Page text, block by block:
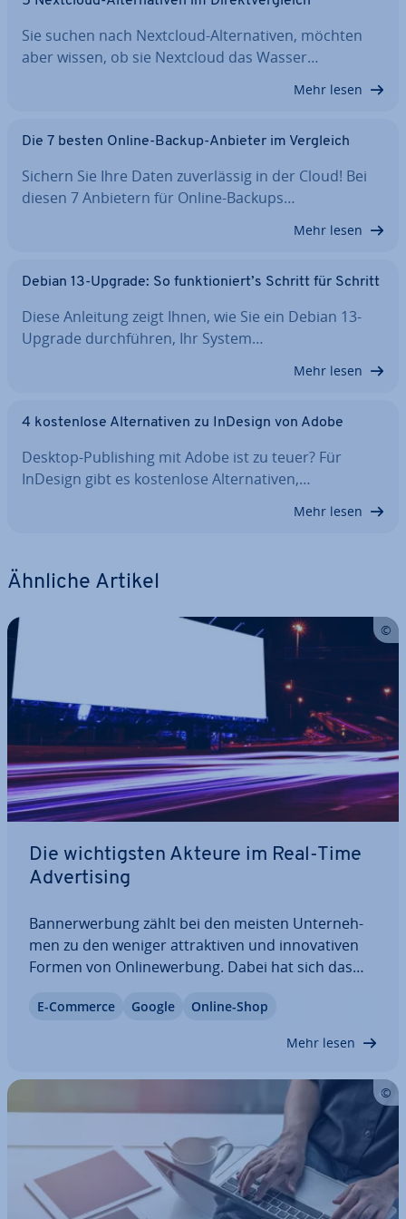
Sie suchen nach Nextcloud-Al­ter­na­ti­ven, möchten
aber wissen, ob sie Nextcloud das Wasser…
Mehr lesen
Die 7 besten Online-Backup-Anbieter im Vergleich
Sichern Sie Ihre Daten zu­ver­läs­sig in der Cloud! Bei
diesen 7 Anbietern für Online-Backups…
Mehr lesen
Debian 13-Upgrade: So funk­tio­niert’s Schritt für Schritt
Diese Anleitung zeigt Ihnen, wie Sie ein Debian 13-
Upgrade durch­füh­ren, Ihr System…
Mehr lesen
4 kos­ten­lo­se Al­ter­na­ti­ven zu InDesign von Adobe
Desktop-Pu­bli­shing mit Adobe ist zu teuer? Für
InDesign gibt es kos­ten­lo­se Al­ter­na­ti­ven,…
Mehr lesen
Ähnliche Artikel
Die wich­tigs­ten Akteure im Real-Time
Ad­ver­ti­sing
Ban­ner­wer­bung zählt bei den meisten Un­ter­neh­
men zu den weniger at­trak­ti­ven und in­no­va­ti­ven
Formen von On­line­wer­bung. Dabei hat sich das
wei­ter­ent­wi­ckelt. Dank Real-Time Ad­ver­ti­sing und
E-Commerce Google Online-Shop
Mehr lesen